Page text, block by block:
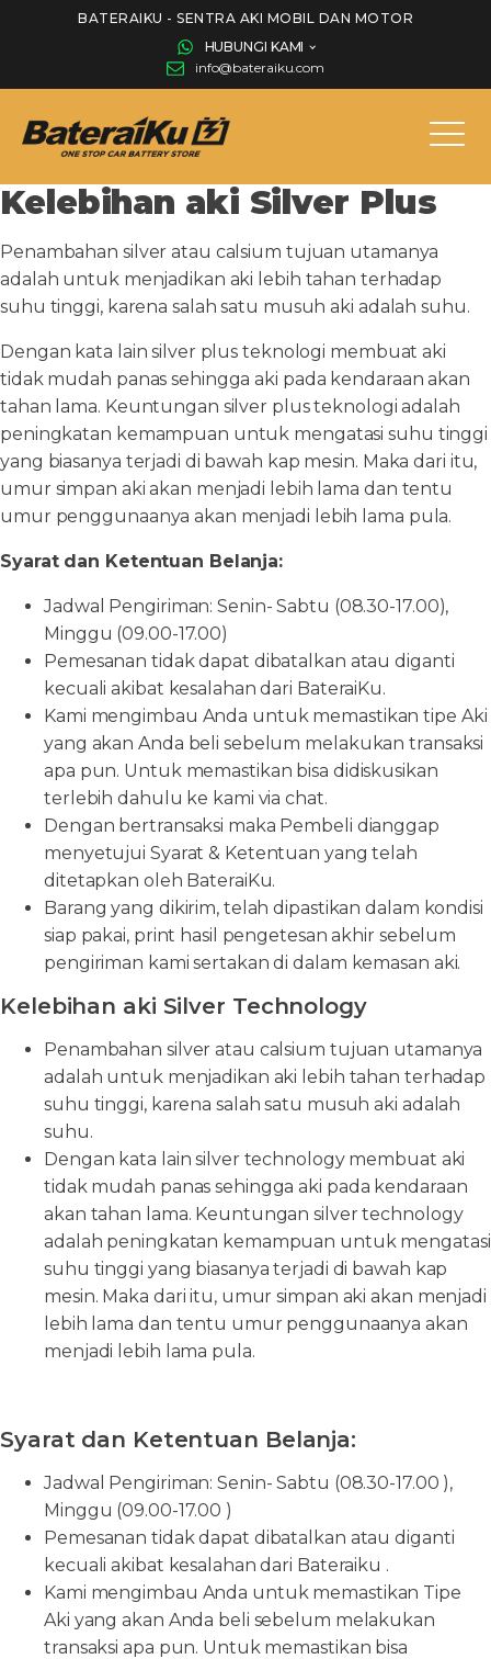
BATERAIKU - SENTRA AKI MOBIL DAN MOTOR
HUBUNGI KAMI
info@bateraiku.com
Kelebihan aki Silver Plus
Penambahan silver atau calsium tujuan utamanya
adalah untuk menjadikan aki lebih tahan terhadap
suhu tinggi, karena salah satu musuh aki adalah suhu.
Dengan kata lain silver plus teknologi membuat aki
tidak mudah panas sehingga aki pada kendaraan akan
tahan lama. Keuntungan silver plus teknologi adalah
peningkatan kemampuan untuk mengatasi suhu tinggi
yang biasanya terjadi di bawah kap mesin. Maka dari itu,
umur simpan aki akan menjadi lebih lama dan tentu
umur penggunaanya akan menjadi lebih lama pula.
Syarat dan Ketentuan Belanja:
Jadwal Pengiriman: Senin- Sabtu (08.30-17.00),
Minggu (09.00-17.00)
Pemesanan tidak dapat dibatalkan atau diganti
kecuali akibat kesalahan dari BateraiKu.
Kami mengimbau Anda untuk memastikan tipe Aki
yang akan Anda beli sebelum melakukan transaksi
apa pun. Untuk memastikan bisa didiskusikan
terlebih dahulu ke kami via chat.
Dengan bertransaksi maka Pembeli dianggap
menyetujui Syarat & Ketentuan yang telah
ditetapkan oleh BateraiKu.
Barang yang dikirim, telah dipastikan dalam kondisi
siap pakai, print hasil pengetesan akhir sebelum
pengiriman kami sertakan di dalam kemasan aki.
Kelebihan aki Silver Technology
Penambahan silver atau calsium tujuan utamanya
adalah untuk menjadikan aki lebih tahan terhadap
suhu tinggi, karena salah satu musuh aki adalah
suhu.
Dengan kata lain silver technology membuat aki
tidak mudah panas sehingga aki pada kendaraan
akan tahan lama. Keuntungan silver technology
adalah peningkatan kemampuan untuk mengatasi
suhu tinggi yang biasanya terjadi di bawah kap
mesin. Maka dari itu, umur simpan aki akan menjadi
lebih lama dan tentu umur penggunaanya akan
menjadi lebih lama pula.
Syarat dan Ketentuan Belanja:
Jadwal Pengiriman: Senin- Sabtu (08.30-17.00 ),
Minggu (09.00-17.00 )
Pemesanan tidak dapat dibatalkan atau diganti
kecuali akibat kesalahan dari Bateraiku .
Kami mengimbau Anda untuk memastikan Tipe
Aki yang akan Anda beli sebelum melakukan
transaksi apa pun. Untuk memastikan bisa